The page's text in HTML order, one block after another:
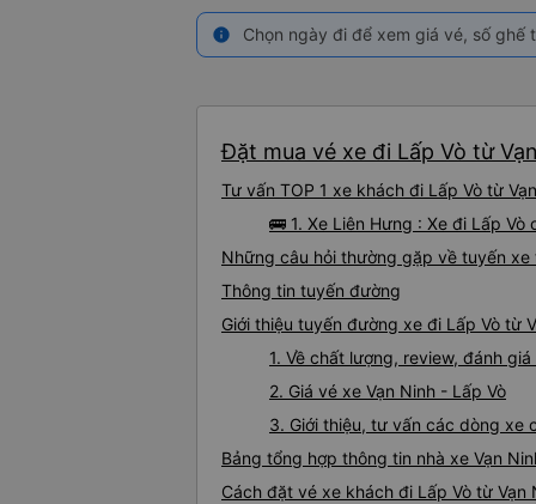
info Chọn ngày đi để xem giá vé, số
Đặt mua vé xe đi Lấp Vò từ
Tư vấn TOP 1 xe khách đi Lấp Vò từ
🚌 1. Xe Liên Hưng : Xe đi Lấp
Những câu hỏi thường gặp về tuyến xe
Thông tin tuyến đường
Giới thiệu tuyến đường xe đi Lấp Vò từ
1. Về chất lượng, review, đánh
2. Giá vé xe Vạn Ninh - Lấp Vò
3. Giới thiệu, tư vấn các dòng xe
Bảng tổng hợp thông tin nhà xe Vạn
Cách đặt vé xe khách đi Lấp Vò từ Vạn